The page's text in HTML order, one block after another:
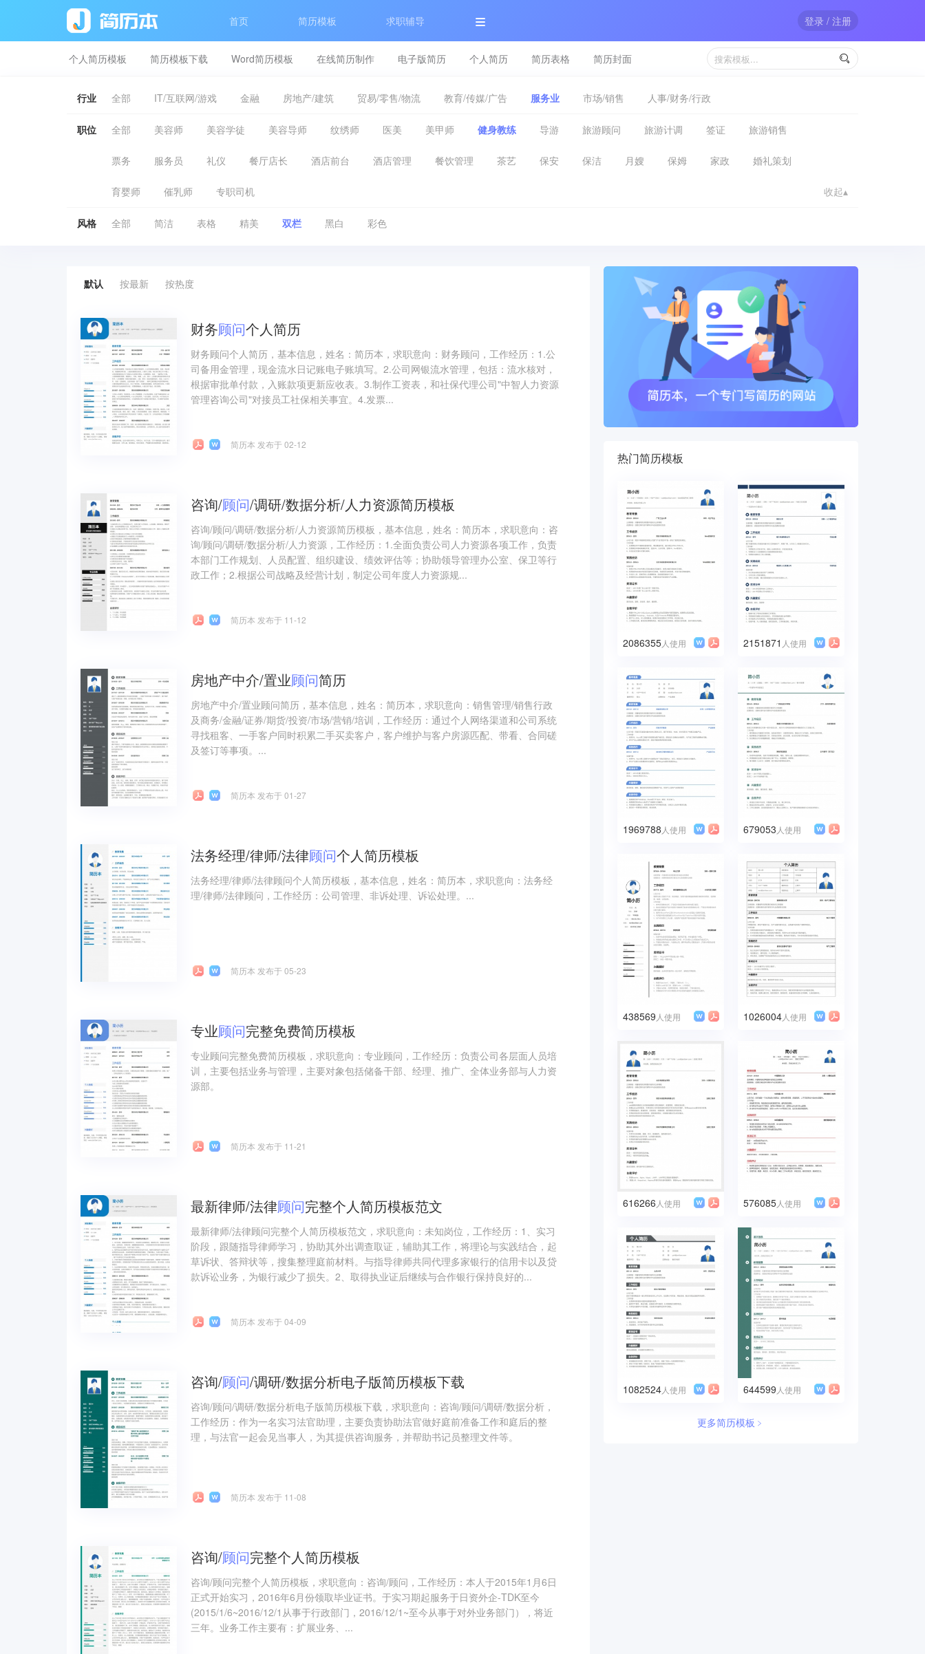
首页 简历模板 求职辅导 登录 / 注册
个人简历模板 简历模板下载 Word简历模板 在线简历制作 电子版简历 个人简历 简历表格 简历封面 
行业 全部 IT/互联网/游戏 金融 房地产/建筑 贸易/零售/物流 教育/传媒/广告 服务业 市场/销售 人事/财务/行政
职位 全部 美容师 美容学徒 美容导师 纹绣师 医美 美甲师 健身教练 导游 旅游顾问 旅游计调 签证 旅游销售
票务 服务员 礼仪 餐厅店长 酒店前台 酒店管理 餐饮管理 茶艺 保安 保洁 月嫂 保姆 家政 婚礼策划
育婴师 催乳师 专职司机 收起▴
风格 全部 简洁 表格 精美 双栏 黑白 彩色
默认 按最新 按热度
财务顾问个人简历
财务顾问个人简历，基本信息，姓名：简历本，求职意向：财务顾问，工作经历：1.公
司备用金管理，现金流水日记账电子账填写。2.公司网银流水管理，包括：流水核对，
根据审批单付款，入账款项更新应收表。3.制作工资表，和社保代理公司"中智人力资源
管理咨询公司"对接员工社保相关事宜。4.发票...
简历本 发布于 02-12
咨询/顾问/调研/数据分析/人力资源简历模板
咨询/顾问/调研/数据分析/人力资源简历模板，基本信息，姓名：简历本，求职意向：咨
询/顾问/调研/数据分析/人力资源，工作经历：1.全面负责公司人力资源各项工作，负责
本部门工作规划、人员配置、组织建设、绩效评估等；协助领导管理办公室、保卫等行
政工作；2.根据公司战略及经营计划，制定公司年度人力资源规...
简历本 发布于 11-12
房地产中介/置业顾问简历
房地产中介/置业顾问简历，基本信息，姓名：简历本，求职意向：销售管理/销售行政
及商务/金融/证券/期货/投资/市场/营销/培训，工作经历：通过个人网络渠道和公司系统
寻找租客、一手客户同时积累二手买卖客户，客户维护与客户房源匹配、带看、合同磋
及签订等事项。...
简历本 发布于 01-27
法务经理/律师/法律顾问个人简历模板
法务经理/律师/法律顾问个人简历模板，基本信息，姓名：简历本，求职意向：法务经
理/律师/法律顾问，工作经历：公司管理、非诉处理、诉讼处理。...
简历本 发布于 05-23
专业顾问完整免费简历模板
专业顾问完整免费简历模板，求职意向：专业顾问，工作经历：负责公司各层面人员培
训，主要包括业务与管理，主要对象包括储备干部、经理、推广、全体业务部与人力资
源部。
简历本 发布于 11-21
最新律师/法律顾问完整个人简历模板范文
最新律师/法律顾问完整个人简历模板范文，求职意向：未知岗位，工作经历：1、实习
阶段，跟随指导律师学习，协助其外出调查取证，辅助其工作，将理论与实践结合，起
草诉状、答辩状等，搜集整理庭前材料。与指导律师共同代理多家银行的信用卡以及贷
款诉讼业务，为银行减少了损失。2、取得执业证后继续与合作银行保持良好的...
简历本 发布于 04-09
咨询/顾问/调研/数据分析电子版简历模板下载
咨询/顾问/调研/数据分析电子版简历模板下载，求职意向：咨询/顾问/调研/数据分析，
工作经历：作为一名实习法官助理，主要负责协助法官做好庭前准备工作和庭后的整
理，与法官一起会见当事人，为其提供咨询服务，并帮助书记员整理文件等。
简历本 发布于 11-08
咨询/顾问完整个人简历模板
咨询/顾问完整个人简历模板，求职意向：咨询/顾问，工作经历：本人于2015年1月6日
正式开始实习，2016年6月份领取毕业证书。于实习期起服务于日资外企-TDK至今
(2015/1/6~2016/12/1从事于行政部门，2016/12/1~至今从事于对外业务部门），将近
三年。业务工作主要有：扩展业务、...
热门简历模板
2086355人使用 2151871 人使用
1969788 人使用 679053 人使用
438569 人使用 1026004人使用
616266 人使用 576085人使用
1082524人使用 644599人使用
更多简历模板﹥